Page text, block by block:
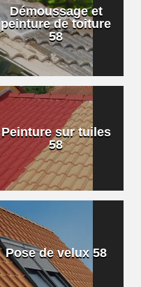
Démoussage et
peinture de toiture
58
Peinture sur tuiles
58
Pose de velux 58